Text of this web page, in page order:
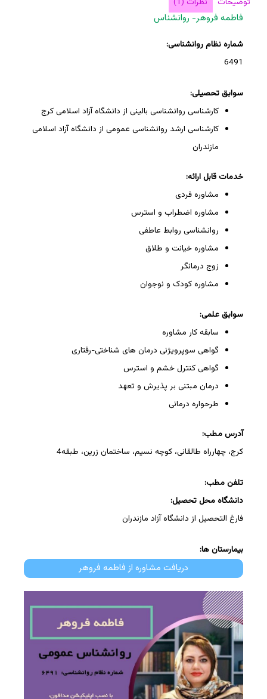
فاطمه فروهر- روانشناس
شماره نظام روانشناسی:
6491
سوابق تحصیلی:
کارشناسی روانشناسی بالینی از دانشگاه آزاد اسلامی کرج
کارشناسی ارشد روانشناسی عمومی از دانشگاه آزاد اسلامی
مازندران
خدمات قابل ارائه:
مشاوره فردی
مشاوره اضطراب و استرس
روانشناسی روابط عاطفی
مشاوره خیانت و طلاق
زوج درمانگر
مشاوره کودک و نوجوان
سوابق علمی:
سابقه کار مشاوره
گواهی سوپرویژنی درمان های شناختی-رفتاری
گواهی کنترل خشم و استرس
درمان مبتنی بر پذیرش و تعهد
طرحواره درمانی
آدرس مطب:
کرج، چهارراه طالقانی، کوچه نسیم، ساختمان زرین، طبقه4
تلفن مطب:
دانشگاه محل تحصیل:
فارغ التحصیل از دانشگاه آزاد مازندران
بیمارستان ها:
دریافت مشاوره از فاطمه فروهر